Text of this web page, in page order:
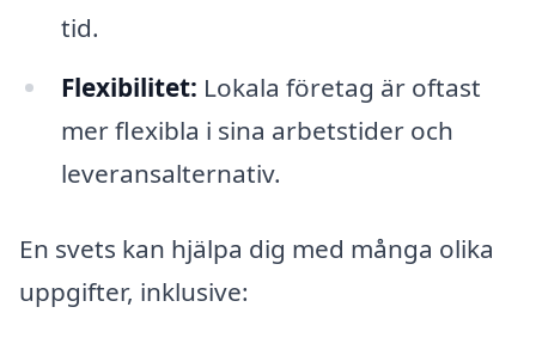
tid.
Flexibilitet: Lokala företag är oftast
mer flexibla i sina arbetstider och
leveransalternativ.
En svets kan hjälpa dig med många olika
uppgifter, inklusive: